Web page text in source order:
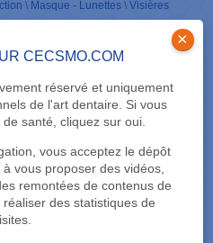
CECSMO.COM
réservé et uniquement
de l'art dentaire. Si vous
santé, cliquez sur oui.
vous acceptez le dépôt
vous proposer des vidéos,
remontées de contenus de
des statistiques de
×
\ Masque - Lunettes \ Visières